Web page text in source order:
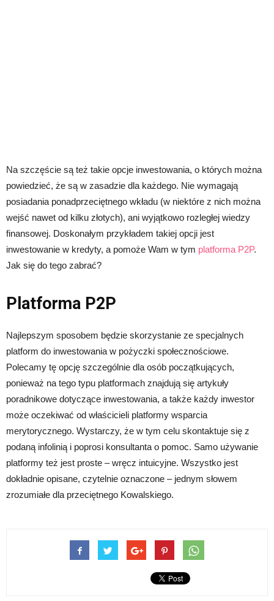
Na szczęście są też takie opcje inwestowania, o których można
powiedzieć, że są w zasadzie dla każdego. Nie wymagają
posiadania ponadprzeciętnego wkładu (w niektóre z nich można
wejść nawet od kilku złotych), ani wyjątkowo rozległej wiedzy
finansowej. Doskonałym przykładem takiej opcji jest
inwestowanie w kredyty, a pomoże Wam w tym platforma P2P.
Jak się do tego zabrać?
Platforma P2P
Najlepszym sposobem będzie skorzystanie ze specjalnych
platform do inwestowania w pożyczki społecznościowe.
Polecamy tę opcję szczególnie dla osób początkujących,
ponieważ na tego typu platformach znajdują się artykuły
poradnikowe dotyczące inwestowania, a także każdy inwestor
może oczekiwać od właścicieli platformy wsparcia
merytorycznego. Wystarczy, że w tym celu skontaktuje się z
podaną infolinią i poprosi konsultanta o pomoc. Samo używanie
platformy też jest proste – wręcz intuicyjne. Wszystko jest
dokładnie opisane, czytelnie oznaczone – jednym słowem
zrozumiałe dla przeciętnego Kowalskiego.